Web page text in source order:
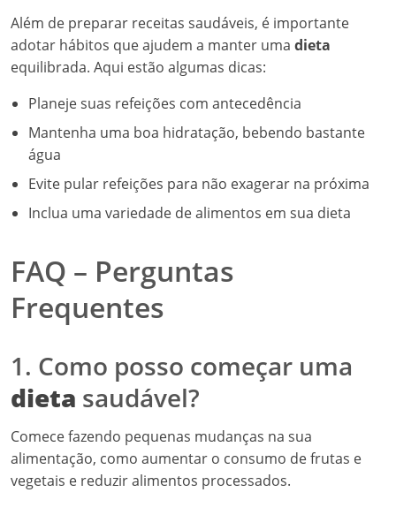
Além de preparar receitas saudáveis, é importante
adotar hábitos que ajudem a manter uma dieta
equilibrada. Aqui estão algumas dicas:
Planeje suas refeições com antecedência
Mantenha uma boa hidratação, bebendo bastante
água
Evite pular refeições para não exagerar na próxima
Inclua uma variedade de alimentos em sua dieta
FAQ – Perguntas
Frequentes
1. Como posso começar uma
dieta saudável?
Comece fazendo pequenas mudanças na sua
alimentação, como aumentar o consumo de frutas e
vegetais e reduzir alimentos processados.